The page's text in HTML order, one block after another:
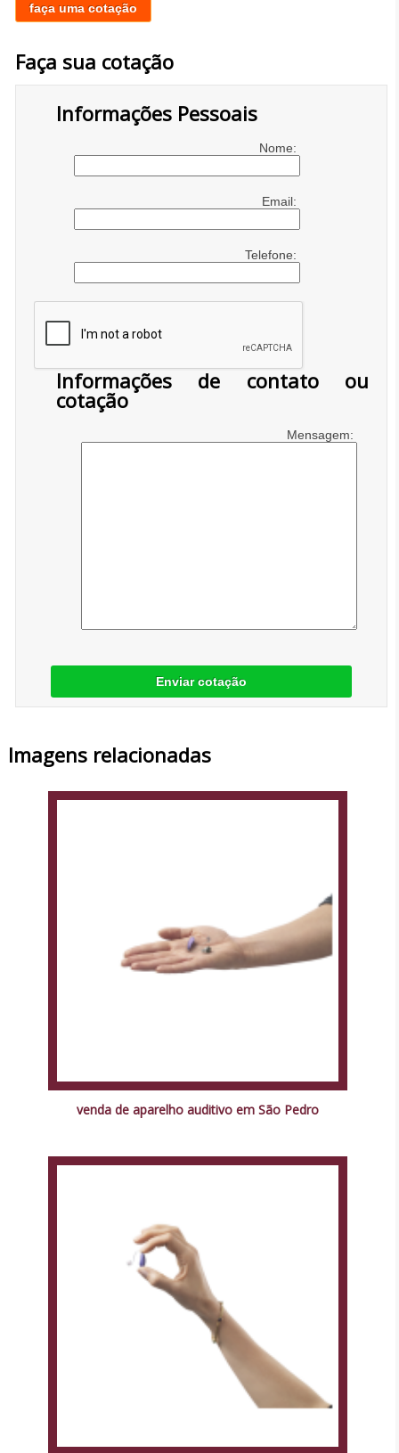
faça uma cotação
Faça sua cotação
Informações Pessoais
Nome:
Email:
Telefone:
Informações de contato ou
cotação
Mensagem:
Enviar cotação
Imagens relacionadas
venda de aparelho auditivo em São Pedro